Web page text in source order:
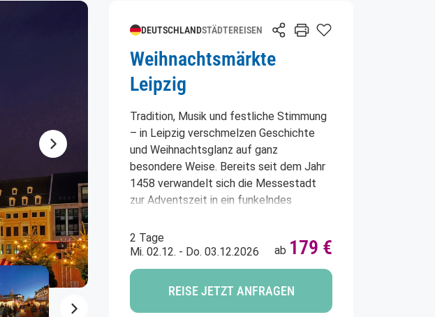
©Animaflora PicsStock - stock.adobe.com
Nächstes Element
Nächstes Element
DEUTSCHLANDSTÄDTEREISEN
Weihnachtsmärkte
Leipzig
Tradition, Musik und festliche Stimmung
– in Leipzig verschmelzen Geschichte
und Weihnachtsglanz auf ganz
besondere Weise. Bereits seit dem Jahr
1458 verwandelt sich die Messestadt
zur Adventszeit in ein funkelndes
geschmückte Stände, der weltgrößte
freistehende Adventskalender und der
Duft von gebrannten Mandeln und
Glühwein verleihen der historischen
2 Tage
Mi. 02.12. - Do. 03.12.2026
ab 179 €
REISE JETZT ANFRAGEN